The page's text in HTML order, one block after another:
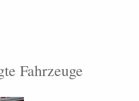
Fahrzeuge